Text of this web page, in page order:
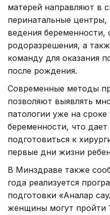
матерей направляют в
перинатальные центры,
ведения беременности,
родоразрешения, а
команду для оказания
после рождения.
Современные методы
позволяют выявлять
патологии уже на сроке
беременности, что
подготовиться к
первые дни жизни
В Минздраве также
года реализуется
подготовки «Аналар
женщины могут пройти